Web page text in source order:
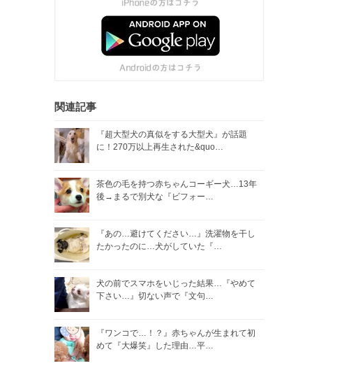
関連記事
『超大型犬の真似をする大型犬』が話題
に！270万以上再生された&quo…
茶色の毛を持つ赤ちゃんコーギー犬…13年
後→まるで別犬な『ビフォー…
『あの…避けてください…』洗濯物を干し
たかったのに…犬がしていた『…
犬の前でスマホをいじった結果…『やめて
下さい…』切ない声で『文句…
『ワンコで…！？』赤ちゃんが生まれて初
めて『大爆笑』した理由…平…